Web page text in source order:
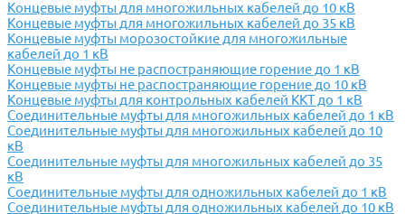
Концевые муфты для многожильных кабелей до 10 кВ
Концевые муфты для многожильных кабелей до 35 кВ
Концевые муфты морозостойкие для многожильные
кабелей до 1 кВ
Концевые муфты не распостраняющие горение до 1 кВ
Концевые муфты не распостраняющие горение до 10 кВ
Концевые муфты для контрольных кабелей ККТ до 1 кВ
Соединительные муфты для многожильных кабелей до 1 кВ
Соединительные муфты для многожильных кабелей до 10
кВ
Соединительные муфты для многожильных кабелей до 35
кВ
Соединительные муфты для одножильных кабелей до 1 кВ
Соединительные муфты для одножильных кабелей до 10 кВ